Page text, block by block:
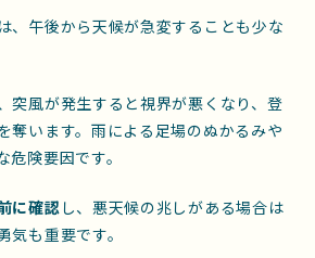
、午後から天候が急変することも少な
突風が発生すると視界が悪くなり、登
奪います。雨による足場のぬかるみや
険要因です。
に確認 し、悪天候の兆しがある場合は
気も重要です。